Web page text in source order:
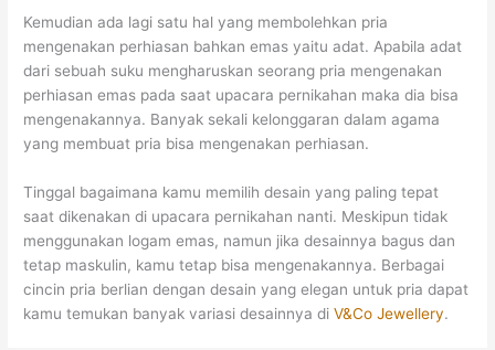
Kemudian ada lagi satu hal yang membolehkan pria
mengenakan perhiasan bahkan emas yaitu adat. Apabila adat
dari sebuah suku mengharuskan seorang pria mengenakan
perhiasan emas pada saat upacara pernikahan maka dia bisa
mengenakannya. Banyak sekali kelonggaran dalam agama
yang membuat pria bisa mengenakan perhiasan.
Tinggal bagaimana kamu memilih desain yang paling tepat
saat dikenakan di upacara pernikahan nanti. Meskipun tidak
menggunakan logam emas, namun jika desainnya bagus dan
tetap maskulin, kamu tetap bisa mengenakannya. Berbagai
cincin pria berlian dengan desain yang elegan untuk pria dapat
kamu temukan banyak variasi desainnya diV&Co Jewellery.